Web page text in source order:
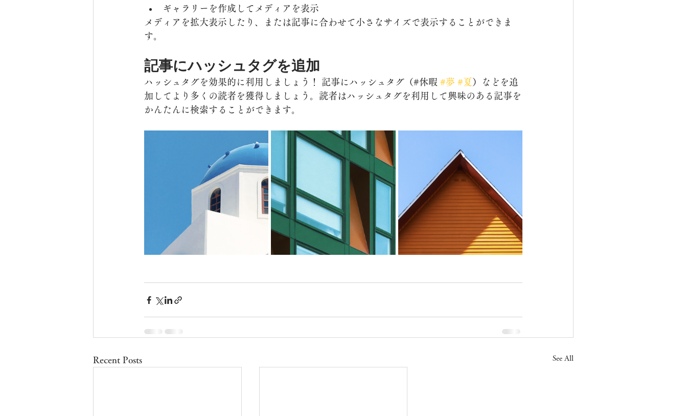
ギャラリーを作成してメディアを表示
メディアを拡大表示したり、または記事に合わせて小さなサイズで表示することができま
す。
記事にハッシュタグを追加
ハッシュタグを効果的に利用しましょう！ 記事にハッシュタグ（#休暇 #夢 #夏 ）などを追
加してより多くの読者を獲得しましょう。読者はハッシュタグを利用して興味のある記事を
かんたんに検索することができます。
Recent Posts See All